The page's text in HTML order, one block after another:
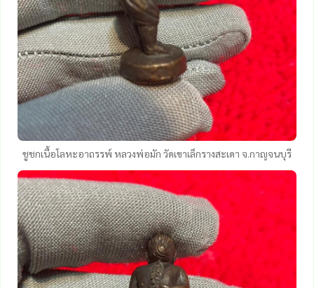
ชูชกเนื้อโลหะอาถรรพ์ หลวงพ่อมัก วัดเขาเล็กรางสะเดา จ.กาญจนบุรี